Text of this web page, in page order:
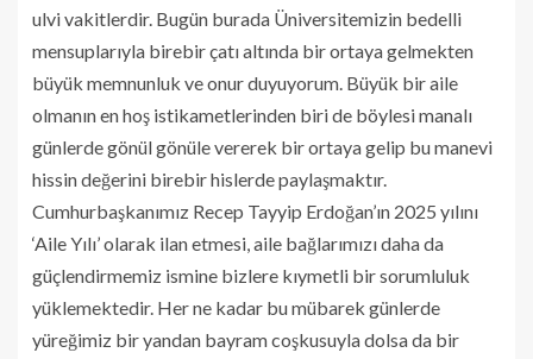
ulvi vakitlerdir. Bugün burada Üniversitemizin bedelli
mensuplarıyla birebir çatı altında bir ortaya gelmekten
büyük memnunluk ve onur duyuyorum. Büyük bir aile
olmanın en hoş istikametlerinden biri de böylesi manalı
günlerde gönül gönüle vererek bir ortaya gelip bu manevi
hissin değerini birebir hislerde paylaşmaktır.
Cumhurbaşkanımız Recep Tayyip Erdoğan’ın 2025 yılını
‘Aile Yılı’ olarak ilan etmesi, aile bağlarımızı daha da
güçlendirmemiz ismine bizlere kıymetli bir sorumluluk
yüklemektedir. Her ne kadar bu mübarek günlerde
yüreğimiz bir yandan bayram coşkusuyla dolsa da bir